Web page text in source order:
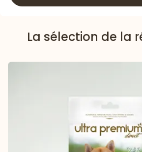
La sélection de la